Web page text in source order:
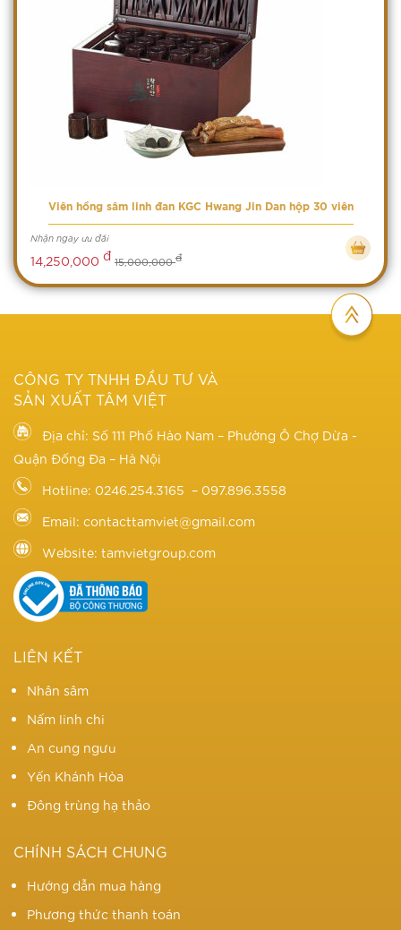
Viên hồng sâm linh đan KGC Hwang Jin Dan hộp 30 viên
Nhận ngay ưu đãi
14,250,000 đ 15,000,000đ
CÔNG TY TNHH ĐẦU TƯ VÀ
SẢN XUẤT TÂM VIỆT
Địa chỉ: Số 111 Phố Hào Nam – Phường Ô Chợ Dừa -
Quận Đống Đa – Hà Nội
Hotline: 0246.254.3165 – 097.896.3558
Email: contacttamviet@gmail.com
Website: tamvietgroup.com
LIÊN KẾT
Nhân sâm
Nấm linh chi
An cung ngưu
Yến Khánh Hòa
Đông trùng hạ thảo
CHÍNH SÁCH CHUNG
Hướng dẫn mua hàng
Phương thức thanh toán